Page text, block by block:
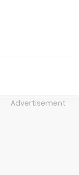
Advertisement